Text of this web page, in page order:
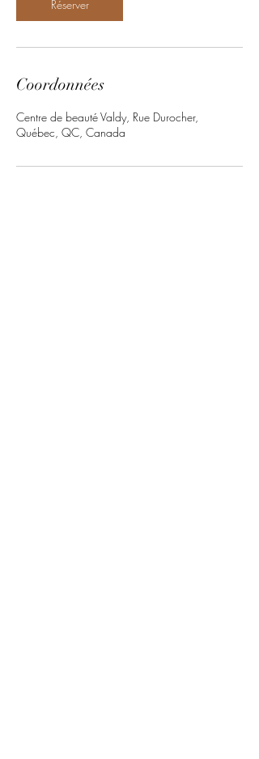
Réserver
Coordonnées
Centre de beauté Valdy, Rue Durocher,
Québec, QC, Canada